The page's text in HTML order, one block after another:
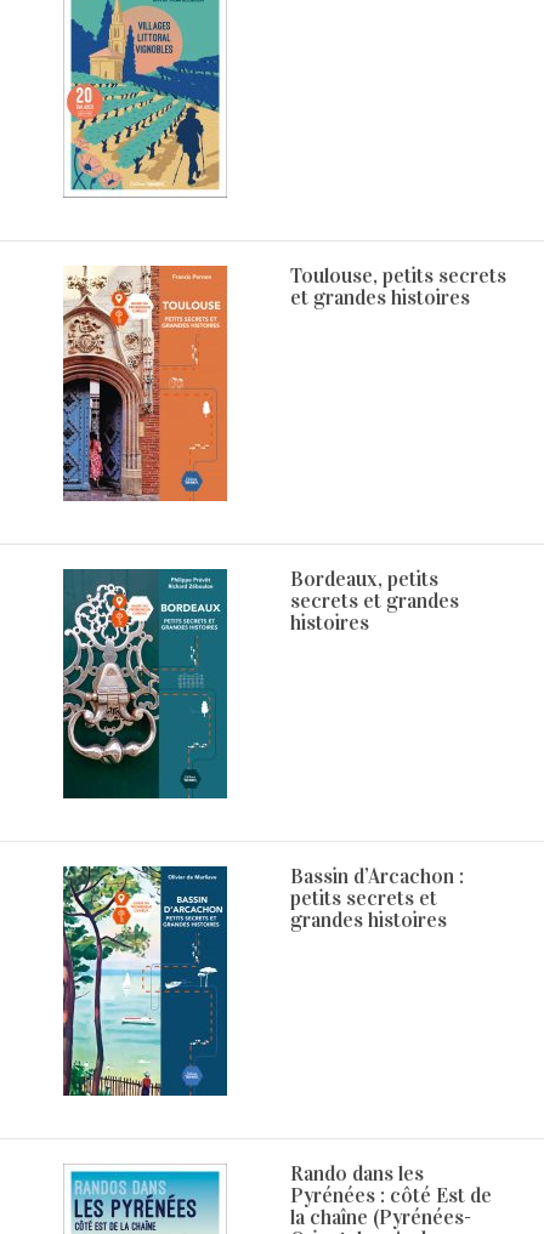
Toulouse, petits secrets
et grandes histoires
Bordeaux, petits
secrets et grandes
histoires
Bassin d’Arcachon :
petits secrets et
grandes histoires
Rando dans les
Pyrénées : côté Est de
la chaîne (Pyrénées-